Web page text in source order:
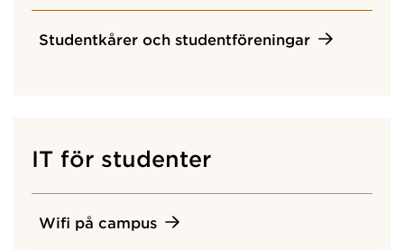
Studentkårer och studentföreningar
IT för studenter
Wifi på campus